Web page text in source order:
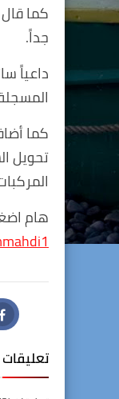
جداً.
داعياً
كما
تحويل
هام
تعليقات